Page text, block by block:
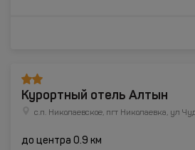
Курортный отель Алтын
с.п. Николаевское, пгт Николаевка, ул
до центра 0.9 км